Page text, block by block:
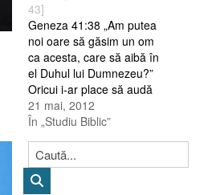
43]
Geneza 41:38 „Am putea
noi oare să găsim un om
ca acesta, care să aibă în
el Duhul lui Dumnezeu?”
Oricui i-ar place să audă
aşa ceva despre sine, din
gura unui împărat! Să
ajungă în frunte „cu
majoritate de voturi” ! Dar
cui i-ar face plăcere să
primească atâta…
21 mai, 2012
În „Studiu Biblic”